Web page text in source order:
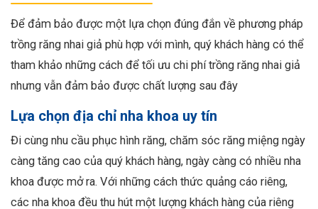
Để đảm bảo được một lựa chọn đúng đắn về phương pháp
trồng răng nhai giả phù hợp với mình, quý khách hàng có thể
tham khảo những cách để tối ưu chi phí trồng răng nhai giả
nhưng vẫn đảm bảo được chất lượng sau đây
Lựa chọn địa chỉ nha khoa uy tín
Đi cùng nhu cầu phục hình răng, chăm sóc răng miệng ngày
càng tăng cao của quý khách hàng, ngày càng có nhiều nha
khoa được mở ra. Với những cách thức quảng cáo riêng,
các nha khoa đều thu hút một lượng khách hàng của riêng